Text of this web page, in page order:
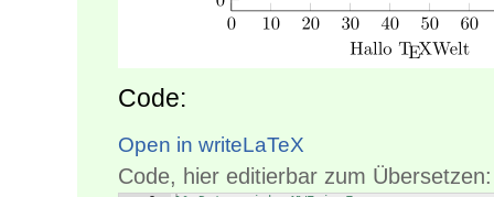
Code:
Open in writeLaTeX
Code, hier editierbar zum Übersetzen: